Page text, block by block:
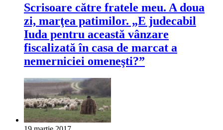
Scrisoare către fratele meu. A doua
zi, marţea patimilor. „E judecabil
Iuda pentru această vânzare
fiscalizată în casa de marcat a
nemerniciei omeneşti?”